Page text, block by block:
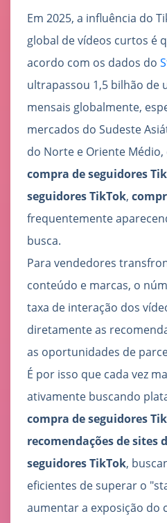
Em 2025, a influência do
global de vídeos curtos é
acordo com os dados do
ultrapassou 1,5 bilhão de
mensais globalmente,
mercados do Sudeste
do Norte e Oriente
compra de seguidores
seguidores TikTok,
frequentemente
busca.
Para vendedores
conteúdo e marcas, o
taxa de interação dos
diretamente as
as oportunidades de
É por isso que cada vez
ativamente buscando
compra de seguidores
recomendações de sites
seguidores TikTok,
eficientes de superar o
aumentar a exposição do